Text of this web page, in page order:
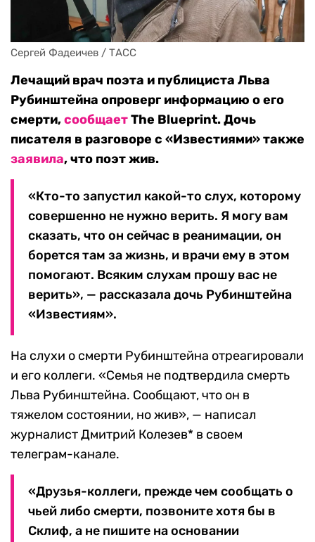
Сергей Фадеичев / ТАСС
Лечащий врач поэта и публициста Льва
Рубинштейна опроверг информацию о его
смерти,сообщаетThe Blueprint. Дочь
писателя в разговоре с «Известиями» также
заявила, что поэт жив.
«Кто-то запустил какой-то слух, которому
совершенно не нужно верить. Я могу вам
сказать, что он сейчас в реанимации, он
борется там за жизнь, и врачи ему в этом
помогают. Всяким слухам прошу вас не
верить», — рассказала дочь Рубинштейна
«Известиям».
На слухи о смерти Рубинштейна отреагировали
и его коллеги. «Семья не подтвердила смерть
Льва Рубинштейна. Сообщают, что он в
тяжелом состоянии, но жив», — написал
журналист Дмитрий Колезев* в своем
телеграм-канале.
«Друзья-коллеги, прежде чем сообщать о
чьей либо смерти, позвоните хотя бы в
Склиф, а не пишите на основании